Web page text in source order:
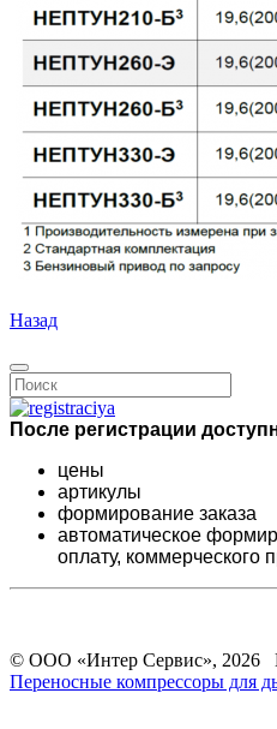
Назад
После регистрации
цены
артикулы
формирование заказа
автоматическое
оплату, коммерческого
© ООО «Интер Сервис», 2026
Переносные компрессоры для